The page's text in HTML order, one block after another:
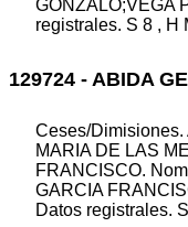
GONZALO;VEGA
registrales. S 8 , H
129724 - ABIDA
Ceses/
MARIA DE LAS
FRANCISCO.
GARCIA
Datos registrales.